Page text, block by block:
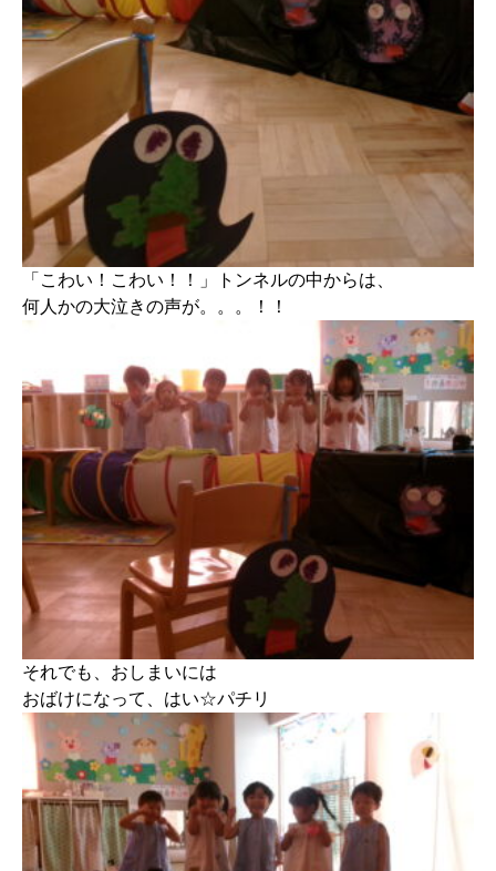
「こわい！こわい！！」トンネルの中からは、
何人かの大泣きの声が。。。！！
それでも、おしまいには
おばけになって、はい☆パチリ